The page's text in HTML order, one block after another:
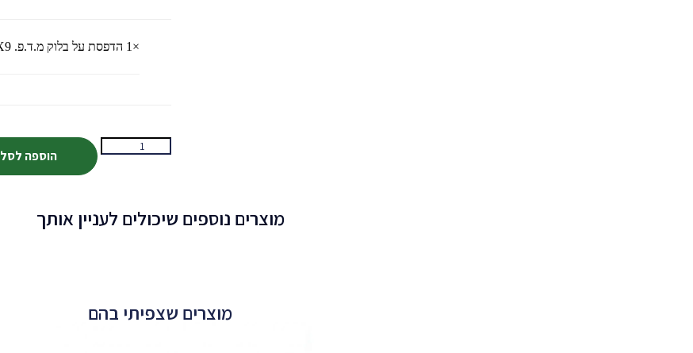
×1 הדפסת על בלוק מ.ד.פ. 14.5X9 ס"מ
הוספה לסל
מוצרים נוספים שיכולים לעניין אותך
מוצרים שצפיתי בהם